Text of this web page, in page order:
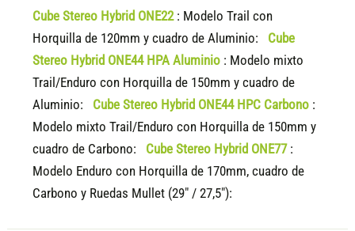
Cube Stereo Hybrid ONE22: Modelo Trail con
Horquilla de 120mm y cuadro de Aluminio: Cube
Stereo Hybrid ONE44 HPA Aluminio : Modelo mixto
Trail/Enduro con Horquilla de 150mm y cuadro de
Aluminio: Cube Stereo Hybrid ONE44 HPC Carbono :
Modelo mixto Trail/Enduro con Horquilla de 150mm y
cuadro de Carbono: Cube Stereo Hybrid ONE77:
Modelo Enduro con Horquilla de 170mm, cuadro de
Carbono y Ruedas Mullet (29" / 27,5"):